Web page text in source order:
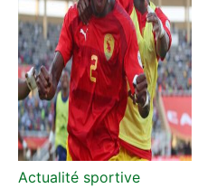
Actualité sportive